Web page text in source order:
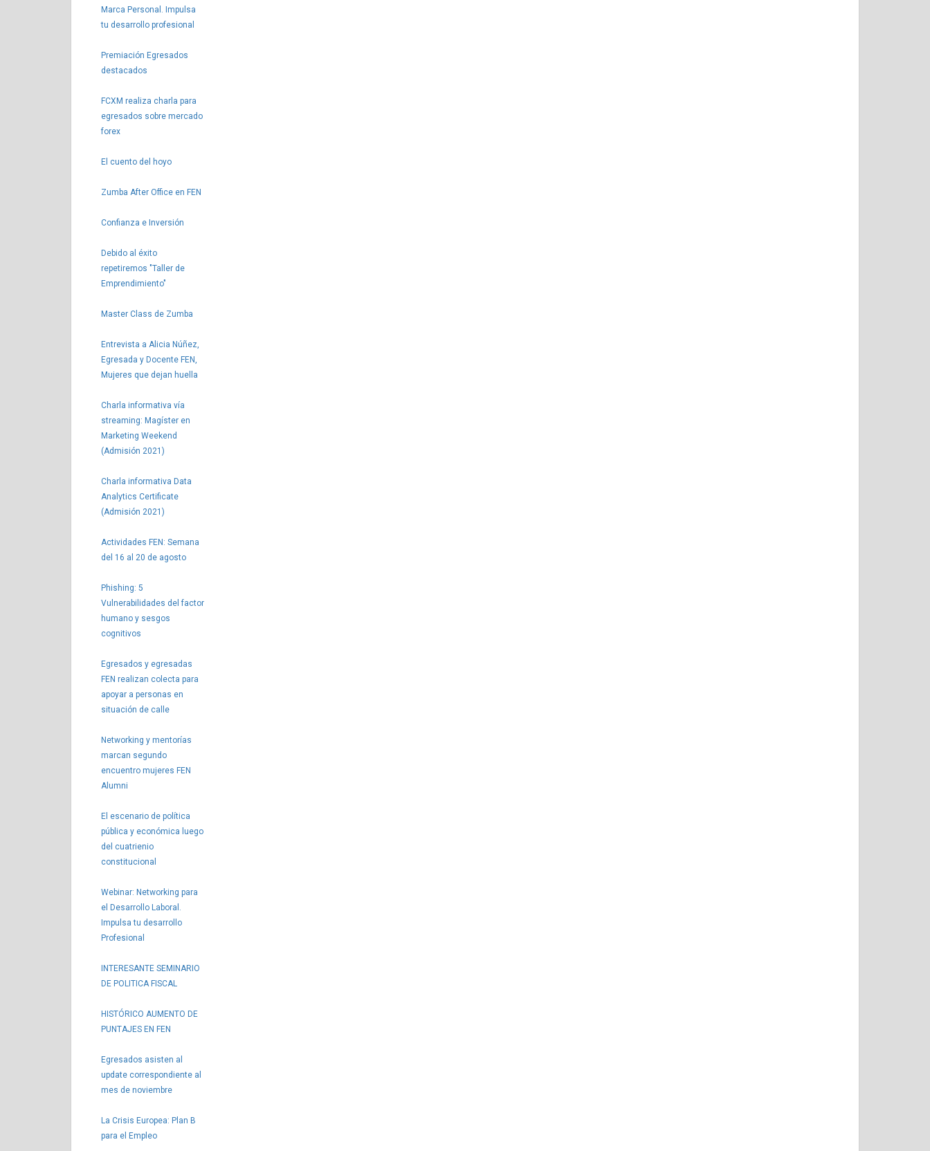
Marca Personal. Impulsa
tu desarrollo profesional
Premiación Egresados
destacados
FCXM realiza charla para
egresados sobre mercado
forex
El cuento del hoyo
Zumba After Office en FEN
Confianza e Inversión
Debido al éxito
repetiremos "Taller de
Emprendimiento"
Master Class de Zumba
Entrevista a Alicia Núñez,
Egresada y Docente FEN,
Mujeres que dejan huella
Charla informativa vía
streaming: Magíster en
Marketing Weekend
(Admisión 2021)
Charla informativa Data
Analytics Certificate
(Admisión 2021)
Actividades FEN: Semana
del 16 al 20 de agosto
Phishing: 5
Vulnerabilidades del factor
humano y sesgos
cognitivos
Egresados y egresadas
FEN realizan colecta para
apoyar a personas en
situación de calle
Networking y mentorías
marcan segundo
encuentro mujeres FEN
Alumni
El escenario de política
pública y económica luego
del cuatrienio
constitucional
Webinar: Networking para
el Desarrollo Laboral.
Impulsa tu desarrollo
Profesional
INTERESANTE SEMINARIO
DE POLITICA FISCAL
HISTÓRICO AUMENTO DE
PUNTAJES EN FEN
Egresados asisten al
update correspondiente al
mes de noviembre
La Crisis Europea: Plan B
para el Empleo